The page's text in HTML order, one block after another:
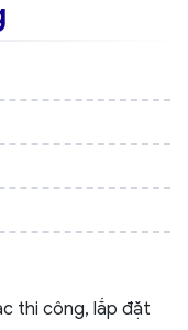
thi công, lắp đặt